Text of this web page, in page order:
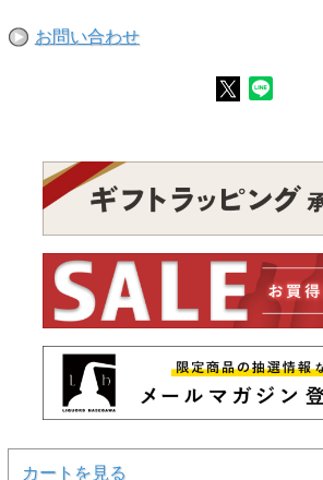
お問い合わせ
カートを見る